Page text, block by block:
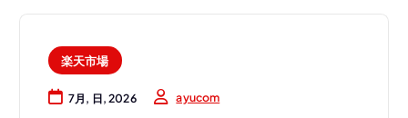
楽天市場
7月, 日, 2026 ayucom